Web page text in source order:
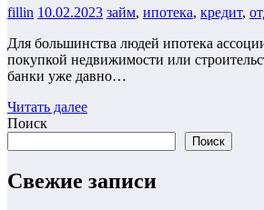
fillin 10.02.2023 займ, ипотека, кредит,
Для большинства людей ипотека
покупкой недвижимости или
банки уже давно…
Читать далее
Поиск
Поиск
Свежие записи